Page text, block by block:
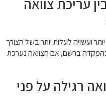
עריכת צוואה
ועשויה לעלות יותר בשל הצורך
ברשם, אם הצוואה נערכת
רגילה על פני